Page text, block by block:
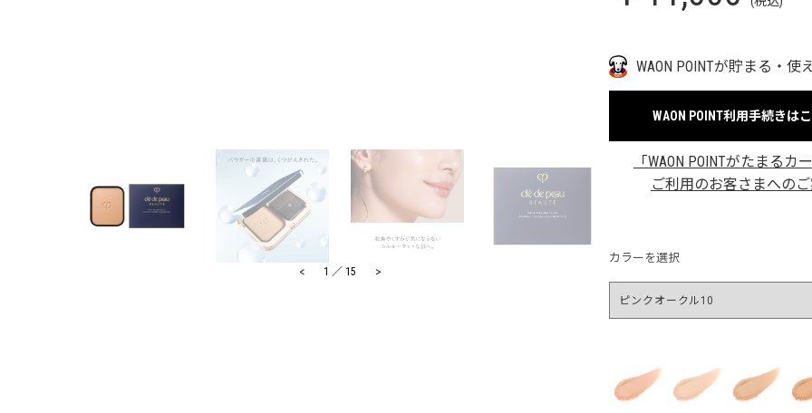
< >
1 ／ 15
WAON POINTが貯まる・使
WAON POINT利用手続きは
「WAON POINTがたまるカ
ご利用のお客さまへの
カラーを選択